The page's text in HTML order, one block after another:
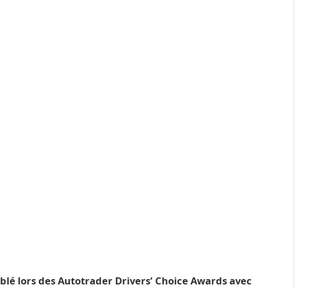
lors des Autotrader Drivers’ Choice Awards avec